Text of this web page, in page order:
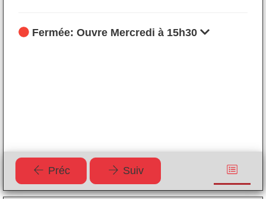
Fermée: Ouvre Mercredi à 15h30
Préc Suiv